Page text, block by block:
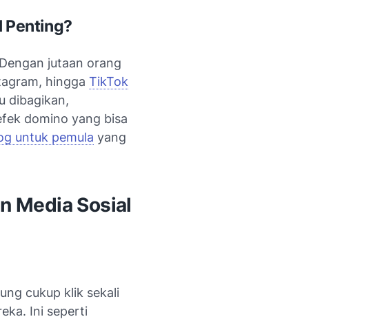
Penting?
jutaan orang
hingga TikTok
dibagikan,
domino yang bisa
untuk pemula yang
Media Sosial
cukup klik sekali
Ini seperti